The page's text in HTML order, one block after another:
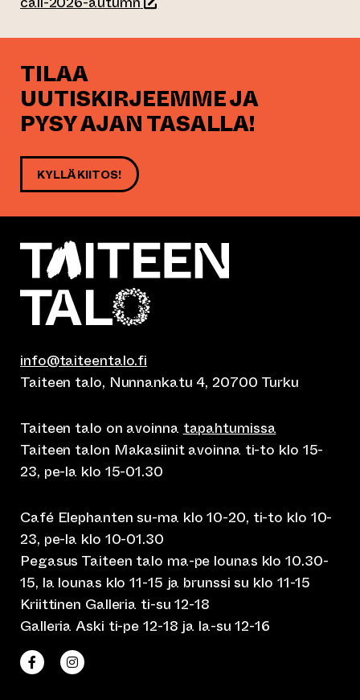
TILAA
UUTISKIRJEEMME JA
PYSY AJAN TASALLA!
KYLLÄ KIITOS!
info@taiteentalo.fi
Taiteen talo, Nunnankatu 4, 20700 Turku
Taiteen talo on avoinna tapahtumissa
Taiteen talon Makasiinit avoinna ti-to klo 15-
23, pe-la klo 15-01.30
Café Elephanten su-ma klo 10-20, ti-to klo 10-
23, pe-la klo 10-01.30
Pegasus Taiteen talo ma-pe lounas klo 10.30-
15, la lounas klo 11-15 ja brunssi su klo 11-15
Kriittinen Galleria ti-su 12-18
Galleria Aski ti-pe 12-18 ja la-su 12-16
Taiteen talo Facebookissa
(siirtyy toiseen verkkopalveluun)
Taiteen talo Instagramissa
(siirtyy toiseen verkkopalveluun)